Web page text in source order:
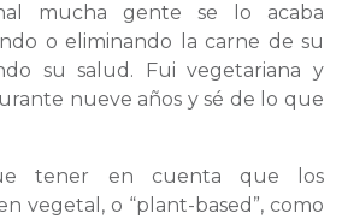
mucha gente se lo acaba
o eliminando la carne de su
su salud. Fui vegetariana y
nueve años y sé de lo que
tener en cuenta que los
vegetal, o “plant-based”, como